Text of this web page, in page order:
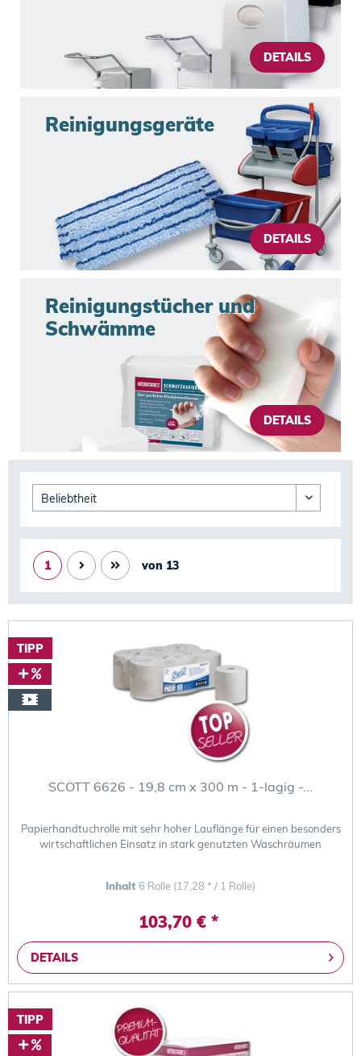
DETAILS
DETAILS
Reinigungsgeräte
DETAILS
Reinigungstücher und
Schwämme
1 von 13
TIPP
SCOTT 6626 - 19,8 cm x 300 m - 1-lagig -...
Papierhandtuchrolle mit sehr hoher Lauflänge für einen besonders
wirtschaftlichen Einsatz in stark genutzten Waschräumen
Inhalt6 Rolle (17,28 * / 1 Rolle)
103,70 € *
DETAILS
TIPP